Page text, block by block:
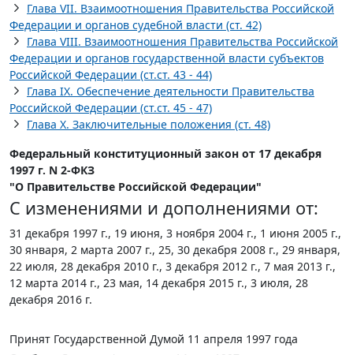
Глава VII. Взаимоотношения Правительства Российской
Федерации и органов судебной власти (ст. 42)
Глава VIII. Взаимоотношения Правительства Российской
Федерации и органов государственной власти субъектов
Российской Федерации (ст.ст. 43 - 44)
Глава IX. Обеспечение деятельности Правительства
Российской Федерации (ст.ст. 45 - 47)
Глава X. Заключительные положения (ст. 48)
Федеральный конституционный закон от 17 декабря
1997 г. N 2-ФКЗ
"О Правительстве Российской Федерации"
С изменениями и дополнениями от:
31 декабря 1997 г., 19 июня, 3 ноября 2004 г., 1 июня 2005 г.,
30 января, 2 марта 2007 г., 25, 30 декабря 2008 г., 29 января,
22 июля, 28 декабря 2010 г., 3 декабря 2012 г., 7 мая 2013 г.,
12 марта 2014 г., 23 мая, 14 декабря 2015 г., 3 июля, 28
декабря 2016 г.
Принят Государственной Думой 11 апреля 1997 года